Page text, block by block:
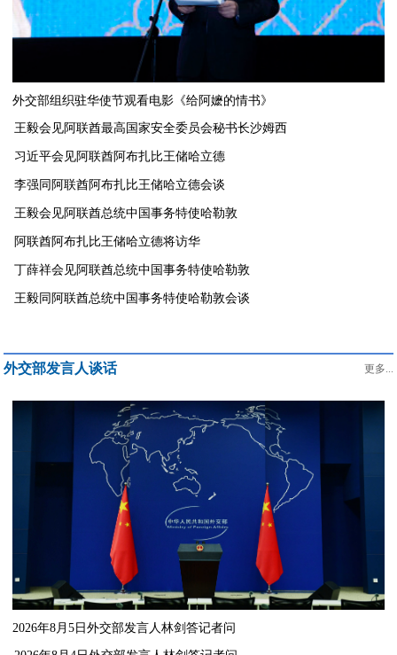
外交部组织驻华使节观看电影《给阿嬷的情书》
王毅会见阿联酋最高国家安全委员会秘书长沙姆西
习近平会见阿联酋阿布扎比王储哈立德
李强同阿联酋阿布扎比王储哈立德会谈
​王毅会见阿联酋总统中国事务特使哈勒敦
阿联酋阿布扎比王储哈立德将访华
丁薛祥会见阿联酋总统中国事务特使哈勒敦
王毅同阿联酋总统中国事务特使哈勒敦会谈
外交部发言人谈话 更多...
2026年8月5日外交部发言人林剑答记者问